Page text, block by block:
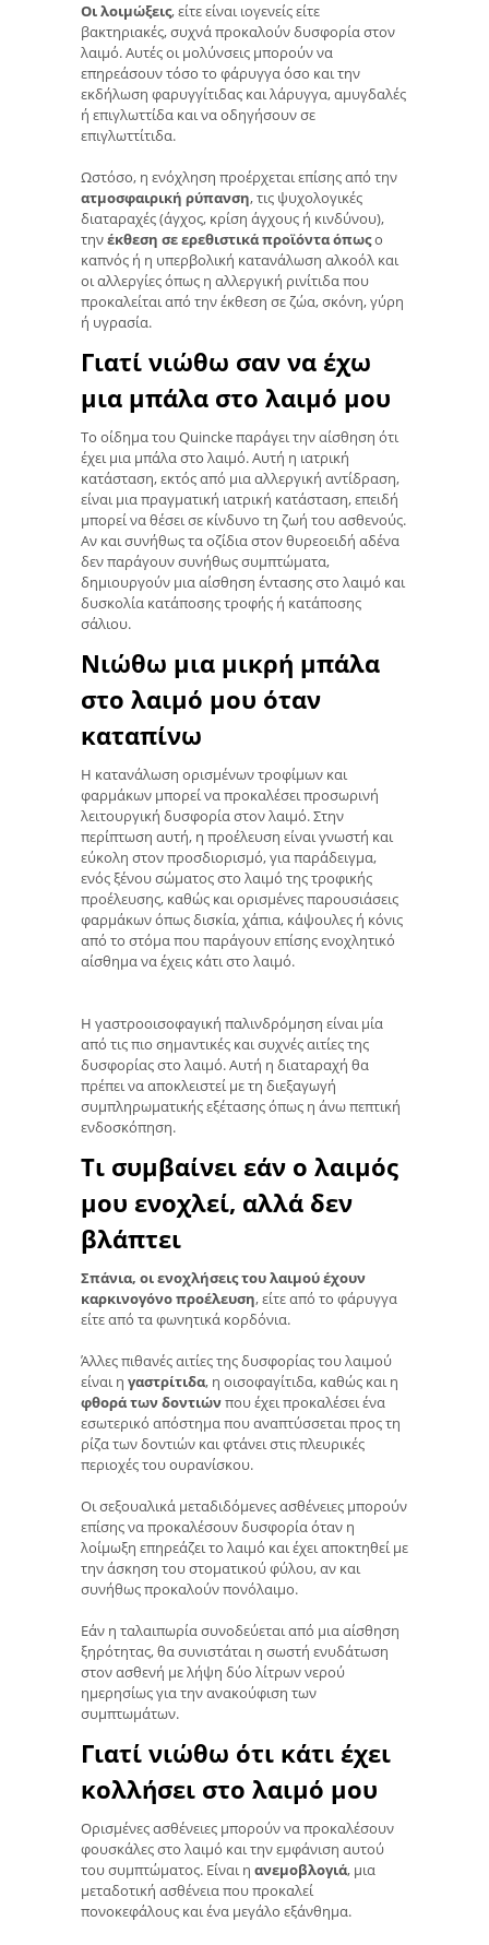
Οι λοιμώξεις, είτε είναι ιογενείς είτε
βακτηριακές, συχνά προκαλούν δυσφορία στον
λαιμό. Αυτές οι μολύνσεις μπορούν να
επηρεάσουν τόσο το φάρυγγα όσο και την
εκδήλωση φαρυγγίτιδας και λάρυγγα, αμυγδαλές
ή επιγλωττίδα και να οδηγήσουν σε
επιγλωττίτιδα.
Ωστόσο, η ενόχληση προέρχεται επίσης από την
ατμοσφαιρική ρύπανση, τις ψυχολογικές
διαταραχές (άγχος, κρίση άγχους ή κινδύνου),
τηνέκθεση σε ερεθιστικά προϊόντα όπωςο
καπνός ή η υπερβολική κατανάλωση αλκοόλ και
οι αλλεργίες όπως η αλλεργική ρινίτιδα που
προκαλείται από την έκθεση σε ζώα, σκόνη, γύρη
ή υγρασία.
Γιατί νιώθω σαν να έχω
μια μπάλα στο λαιμό μου
Το οίδημα του Quincke παράγει την αίσθηση ότι
έχει μια μπάλα στο λαιμό. Αυτή η ιατρική
κατάσταση, εκτός από μια αλλεργική αντίδραση,
είναι μια πραγματική ιατρική κατάσταση, επειδή
μπορεί να θέσει σε κίνδυνο τη ζωή του ασθενούς.
Αν και συνήθως τα οζίδια στον θυρεοειδή αδένα
δεν παράγουν συνήθως συμπτώματα,
δημιουργούν μια αίσθηση έντασης στο λαιμό και
δυσκολία κατάποσης τροφής ή κατάποσης
σάλιου.
Νιώθω μια μικρή μπάλα
στο λαιμό μου όταν
καταπίνω
Η κατανάλωση ορισμένων τροφίμων και
φαρμάκων μπορεί να προκαλέσει προσωρινή
λειτουργική δυσφορία στον λαιμό. Στην
περίπτωση αυτή, η προέλευση είναι γνωστή και
εύκολη στον προσδιορισμό, για παράδειγμα,
ενός ξένου σώματος στο λαιμό της τροφικής
προέλευσης, καθώς και ορισμένες παρουσιάσεις
φαρμάκων όπως δισκία, χάπια, κάψουλες ή κόνις
από το στόμα που παράγουν επίσης ενοχλητικό
αίσθημα να έχεις κάτι στο λαιμό.
Η γαστροοισοφαγική παλινδρόμηση είναι μία
από τις πιο σημαντικές και συχνές αιτίες της
δυσφορίας στο λαιμό. Αυτή η διαταραχή θα
πρέπει να αποκλειστεί με τη διεξαγωγή
συμπληρωματικής εξέτασης όπως η άνω πεπτική
ενδοσκόπηση.
Τι συμβαίνει εάν ο λαιμός
μου ενοχλεί, αλλά δεν
βλάπτει
Σπάνια, οι ενοχλήσεις του λαιμού έχουν
καρκινογόνο προέλευση, είτε από το φάρυγγα
είτε από τα φωνητικά κορδόνια.
Άλλες πιθανές αιτίες της δυσφορίας του λαιμού
είναι η γαστρίτιδα, η οισοφαγίτιδα, καθώς και η
φθορά των δοντιώνπου έχει προκαλέσει ένα
εσωτερικό απόστημα που αναπτύσσεται προς τη
ρίζα των δοντιών και φτάνει στις πλευρικές
περιοχές του ουρανίσκου.
Οι σεξουαλικά μεταδιδόμενες ασθένειες μπορούν
επίσης να προκαλέσουν δυσφορία όταν η
λοίμωξη επηρεάζει το λαιμό και έχει αποκτηθεί με
την άσκηση του στοματικού φύλου, αν και
συνήθως προκαλούν πονόλαιμο.
Εάν η ταλαιπωρία συνοδεύεται από μια αίσθηση
ξηρότητας, θα συνιστάται η σωστή ενυδάτωση
στον ασθενή με λήψη δύο λίτρων νερού
ημερησίως για την ανακούφιση των
συμπτωμάτων.
Γιατί νιώθω ότι κάτι έχει
κολλήσει στο λαιμό μου
Ορισμένες ασθένειες μπορούν να προκαλέσουν
φουσκάλες στο λαιμό και την εμφάνιση αυτού
του συμπτώματος. Είναι η ανεμοβλογιά, μια
μεταδοτική ασθένεια που προκαλεί
πονοκεφάλους και ένα μεγάλο εξάνθημα.